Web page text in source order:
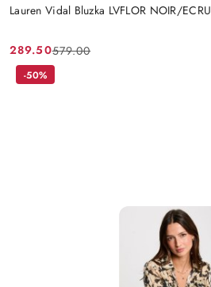
Lauren Vidal Bluzka LVFLOR NOIR/ECRU
Cena
promocyjna:
289.50
Cena
przed
579.00
-50%